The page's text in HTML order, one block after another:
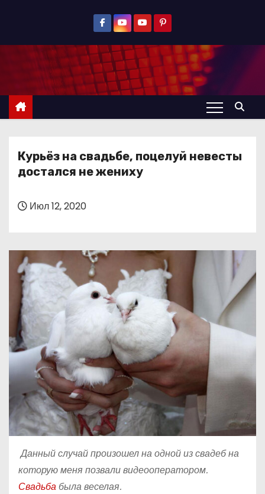
к
Курьёз на свадьбе, поцелуй невесты
достался не жениху
Июл 12, 2020
Данный случай произошел на одной из свадеб на
которую меня позвали видеооператором.
Свадьба была веселая.